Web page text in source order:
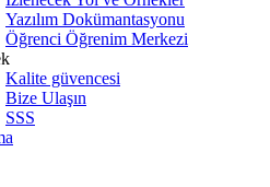
Yazılım Dokümantasyonu
Öğrenci Öğrenim Merkezi
Kalite güvencesi
Bize Ulaşın
SSS